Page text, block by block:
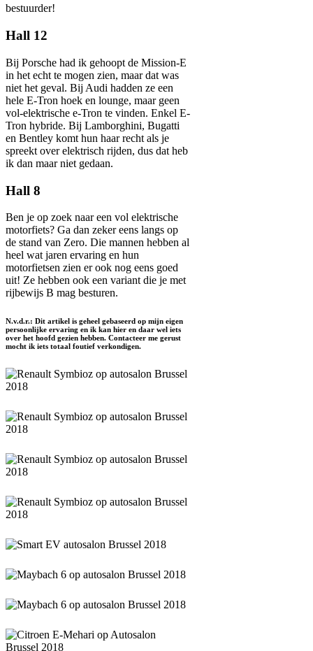
bestuurder!
Hall 12
Bij Porsche had ik gehoopt de Mission-E
in het echt te mogen zien, maar dat was
niet het geval. Bij Audi hadden ze een
hele E-Tron hoek en lounge, maar geen
vol-elektrische e-Tron te vinden. Enkel E-
Tron hybride. Bij Lamborghini, Bugatti
en Bentley komt hun haar recht als je
spreekt over elektrisch rijden, dus dat heb
ik dan maar niet gedaan.
Hall 8
Ben je op zoek naar een vol elektrische
motorfiets? Ga dan zeker eens langs op
de stand van Zero. Die mannen hebben al
heel wat jaren ervaring en hun
motorfietsen zien er ook nog eens goed
uit! Ze hebben ook een variant die je met
rijbewijs B mag besturen.
N.v.d.r.: Dit artikel is geheel gebaseerd op mijn eigen
persoonlijke ervaring en ik kan hier en daar wel iets
over het hoofd gezien hebben. Contacteer me gerust
mocht ik iets totaal foutief verkondigen.